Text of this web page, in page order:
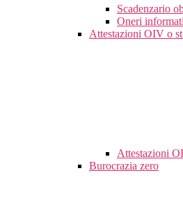
Scadenzario
Oneri
Attestazioni OIV o
Attestazioni
Burocrazia zero